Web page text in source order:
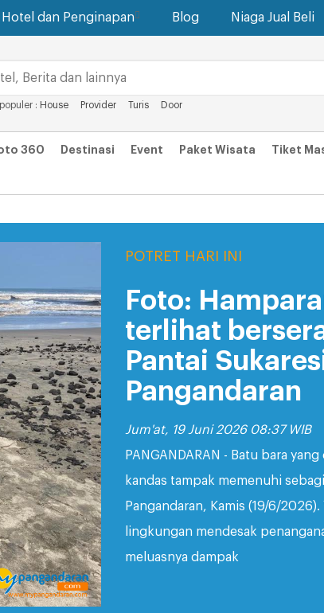
Hotel dan Penginapan Blog Niaga Jual Beli
: House Provider Turis Door
360 Destinasi Event Paket Wisata Tiket
POTRET HARI INI
Foto:
terlihat
Pantai
Pangandaran
Jum'at, 19 Juni 2026 08:37 WIB
PANGANDARAN - Batu bara
kandas tampak memenuhi
Pangandaran, Kamis (19/6/
lingkungan mendesak
meluasnya dampak